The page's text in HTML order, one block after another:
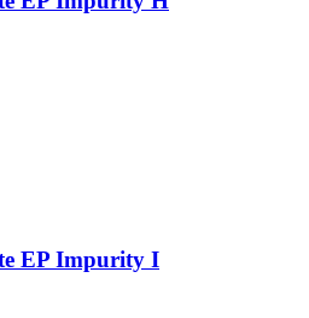
EP Impurity I